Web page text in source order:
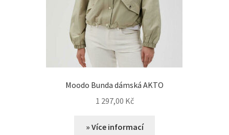
Moodo Bunda dámská AKTO
1 297,00 Kč
» Více informací